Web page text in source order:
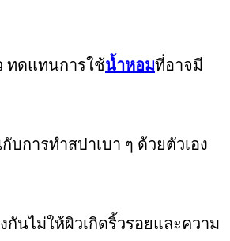
ทดแทนการใช้น้ำหอมที่อาจมี
การทำสปาเบา ๆ ด้วยตัวเอง
นไม่ให้ผิวเกิดริ้วรอยและความ